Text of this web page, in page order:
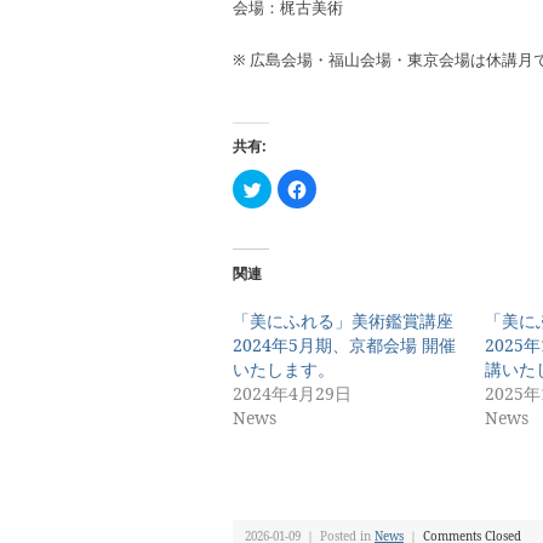
会場：梶古美術
※ 広島会場・福山会場・東京会場は休講月で
共有:
ク
リ
有
(新
し
い
ウ
ィ
ン
ド
Facebook
で
リ
ッ
ク
し
て
く
だ
ド
関連
「美にふれる」美術鑑賞講座
2024年5月期、京都会場 開催
いたします。
2024年4月29日
News
「美
2025
講いた
2025
News
2026-01-09 ｜ Posted in News ｜ Comments Closed